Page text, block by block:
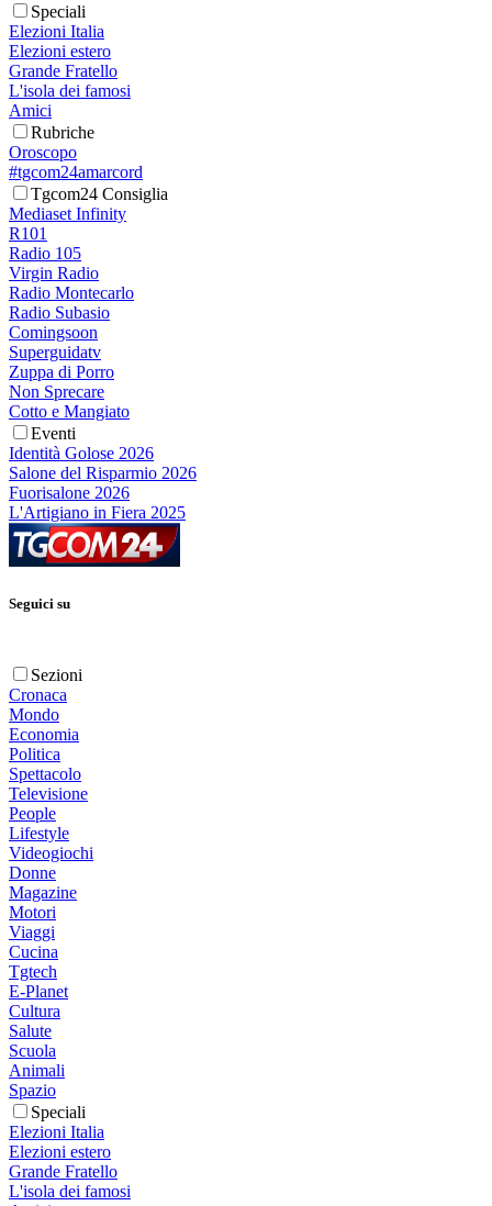
Speciali
Elezioni Italia
Elezioni estero
Grande Fratello
L'isola dei famosi
Amici
Rubriche
Oroscopo
#tgcom24amarcord
Tgcom24 Consiglia
Mediaset Infinity
R101
Radio 105
Virgin Radio
Radio Montecarlo
Radio Subasio
Comingsoon
Superguidatv
Zuppa di Porro
Non Sprecare
Cotto e Mangiato
Eventi
Identità Golose 2026
Salone del Risparmio 2026
Fuorisalone 2026
L'Artigiano in Fiera 2025
Seguici su
Sezioni
Cronaca
Mondo
Economia
Politica
Spettacolo
Televisione
People
Lifestyle
Videogiochi
Donne
Magazine
Motori
Viaggi
Cucina
Tgtech
E-Planet
Cultura
Salute
Scuola
Animali
Spazio
Speciali
Elezioni Italia
Elezioni estero
Grande Fratello
L'isola dei famosi